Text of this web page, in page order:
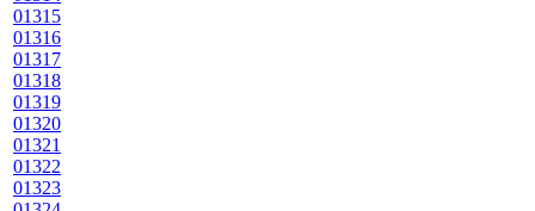
01315
01316
01317
01318
01319
01320
01321
01322
01323